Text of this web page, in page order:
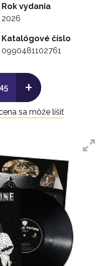
Rok vydania
2026
Katalógové číslo
0990481102761
+
sa môže líšiť